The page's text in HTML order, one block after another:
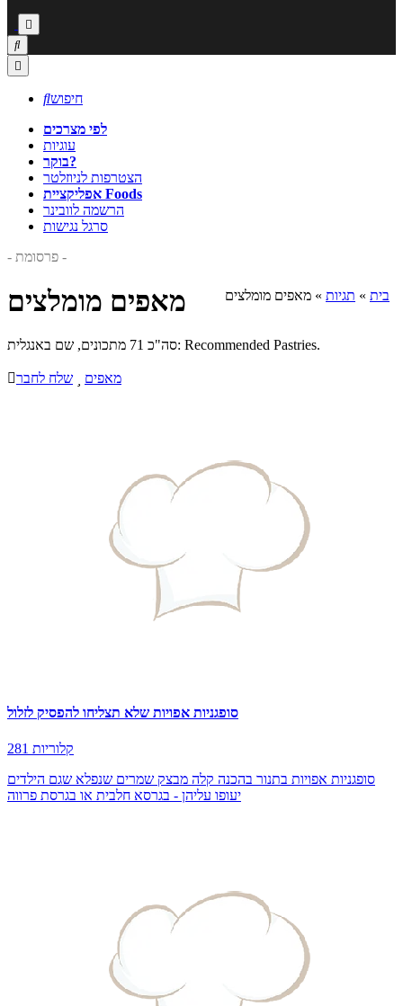



חיפוש
לפי מצרכים
עוגיות
בוקר?
הצטרפות לניוזלטר
אפליקציית Foods
הרשמה לוובינר
סרגל נגישות
- פרסומת -
בית » תגיות » מאפים מומלצים מאפים מומלצים
סה"כ 71 מתכונים, שם באנגלית: Recommended Pastries.
שלח לחבר מאפים
סופגניות אפויות שלא תצליחו להפסיק לזלול
281 קלוריות
סופגניות אפויות בתנור בהכנה קלה מבצק שמרים שנפלא שגם הילדים
יעופו עליהן - בגרסא חלבית או בגרסת פרווה